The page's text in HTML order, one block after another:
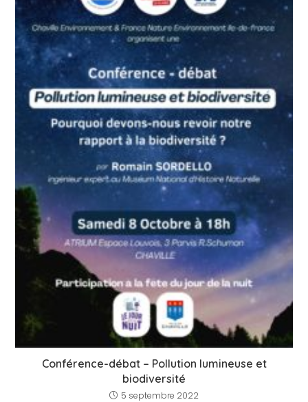
Conférence-débat – Pollution lumineuse et
biodiversité
5 septembre 2022